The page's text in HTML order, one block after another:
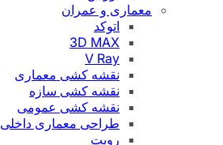
معماری و عمران
اتوکد
3D MAX
V Ray
نقشه کشی معماری
نقشه کشی سازه
نقشه کشی عمومی
طراحی معماری داخلی
رویت